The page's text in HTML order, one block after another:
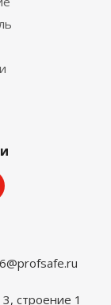
строение 1